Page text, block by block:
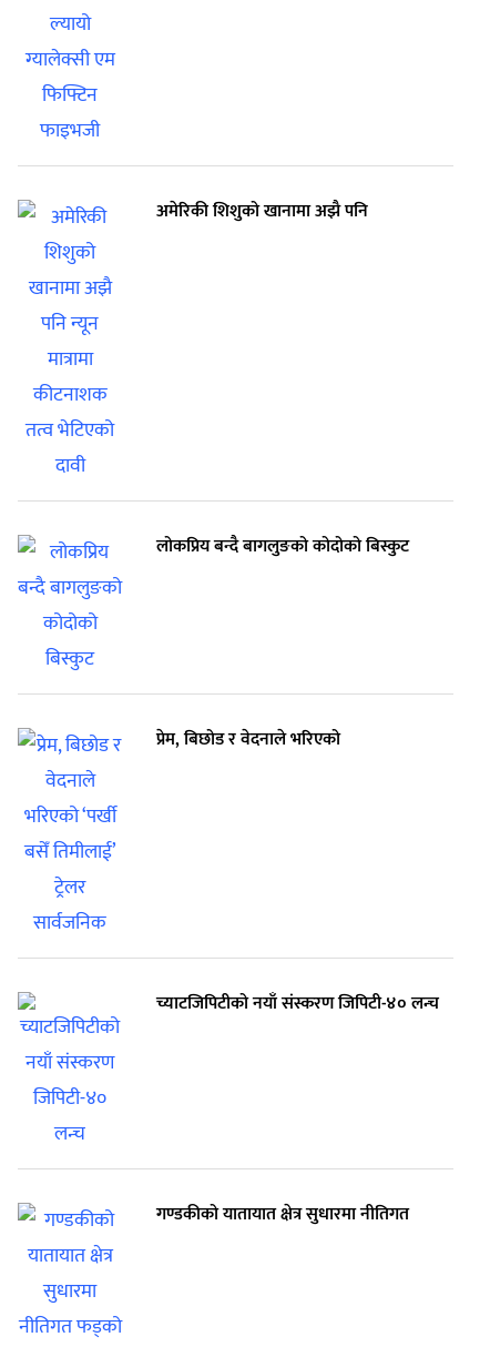
अमेरिकी शिशुको खानामा अझै पनि
लोकप्रिय बन्दै बागलुङको कोदोको बिस्कुट
प्रेम, बिछोड र वेदनाले भरिएको
च्याटजिपिटीको नयाँ संस्करण जिपिटी-४० लन्च
गण्डकीको यातायात क्षेत्र सुधारमा नीतिगत